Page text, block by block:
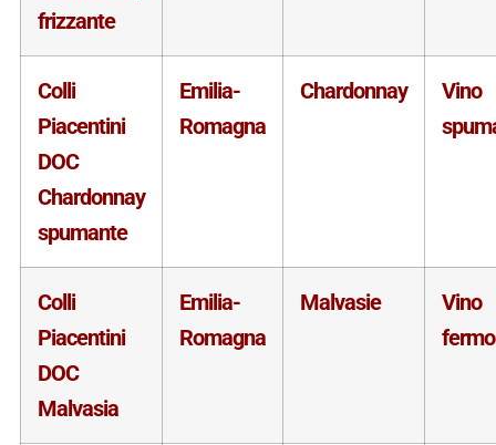
frizzante
Colli
Piacentini
DOC
Chardonnay
spumante
Emilia-
Romagna
Chardonnay
Vino
Colli
Piacentini
DOC
Malvasia
Emilia-
Romagna
Malvasie
Vino
fermo